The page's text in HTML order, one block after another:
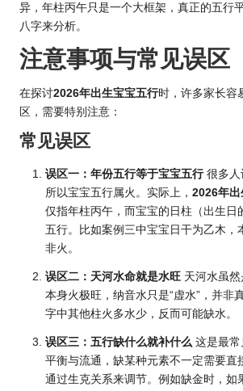
异，年柱丙午只是一个大框架，真正的五行
八字来分析。
注意事项与常见误区
在探讨2026年出生宝宝五行时，许多家长容
区，需要特别注意：
常见误区
误区一：年份五行等于宝宝五行很多人
所以宝宝五行属火。实际上， 2026年
仅指年柱丙午，而宝宝的日柱（出生日
五行。比如案例三中宝宝日干为乙木，
非火。
误区二：天河水命就是水旺 天河水虽
本身火极旺，纳音水只是“虚水”，并非
字中其他柱火多水少，反而可能缺水。
误区三：五行缺什么就补什么 这是最
平衡与流通，缺某种元素不一定需要直
通过生克关系来调节。例如缺金时，如